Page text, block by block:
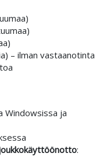
– ilman vastaanotinta
Windowsissa ja
: